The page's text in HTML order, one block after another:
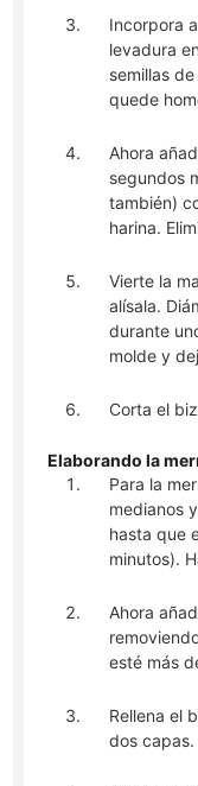
Incorpora
levadura
semillas
quede
Ahora
segundos
también)
harina.
Vierte la
alísala.
durante
molde y
Corta el
Elaborando la
Para la
medianos
hasta que
minutos).
Ahora
esté más
Rellena el
dos capas.